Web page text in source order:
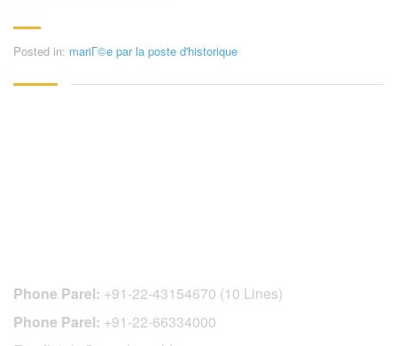
Posted in: mariГ©e par la poste d'historique
Phone Parel: +91-22-43154670 (10 Lines)
Phone Parel: +91-22-66334000